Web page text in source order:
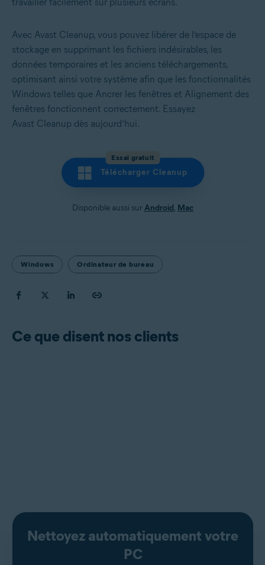
Avec Avast Cleanup, vous pouvez libérer de l’espace de
stockage en supprimant les fichiers indésirables, les
données temporaires et les anciens téléchargements,
optimisant ainsi votre système afin que les fonctionnalités
Windows telles que Ancrer les fenêtres et Alignement des
fenêtres fonctionnent correctement. Essayez
Avast Cleanup dès aujourd’hui.
Essai gratuit
Télécharger Cleanup
Disponible aussi surAndroid, Mac
Windows Ordinateur de bureau
Ce que disent nos clients
Nettoyez automatiquement votre
PC